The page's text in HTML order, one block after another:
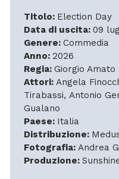
Titolo: Election Day
Data di uscita: 09
Genere: Commedia
Anno: 2026
Regia: Giorgio Amato
Attori: Angela
Tirabassi, Antonio
Gualano
Paese: Italia
Distribuzione:
Fotografia: Andrea
Produzione: